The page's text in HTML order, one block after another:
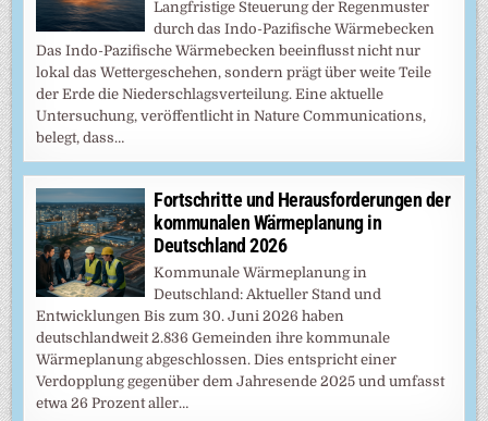
Langfristige Steuerung der Regenmuster
durch das Indo-Pazifische Wärmebecken
Das Indo-Pazifische Wärmebecken beeinflusst nicht nur
lokal das Wettergeschehen, sondern prägt über weite Teile
der Erde die Niederschlagsverteilung. Eine aktuelle
Untersuchung, veröffentlicht in Nature Communications,
belegt, dass…
Fortschritte und Herausforderungen der
kommunalen Wärmeplanung in
Deutschland 2026
Kommunale Wärmeplanung in
Deutschland: Aktueller Stand und
Entwicklungen Bis zum 30. Juni 2026 haben
deutschlandweit 2.836 Gemeinden ihre kommunale
Wärmeplanung abgeschlossen. Dies entspricht einer
Verdopplung gegenüber dem Jahresende 2025 und umfasst
etwa 26 Prozent aller…